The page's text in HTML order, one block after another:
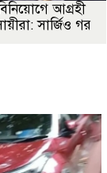
আগ্রহী
সার্জিও গর